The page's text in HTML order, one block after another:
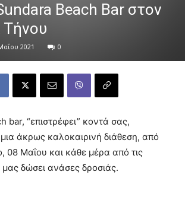
Beach Bar στον
2021 0
bar, “επιστρέφει” κοντά σας,
άκρως καλοκαιρινή διάθεση, από
08 Μαΐου και κάθε μέρα από τις
δώσει ανάσες δροσιάς.